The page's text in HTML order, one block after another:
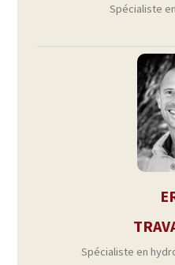
Spécialiste
Spécialiste en